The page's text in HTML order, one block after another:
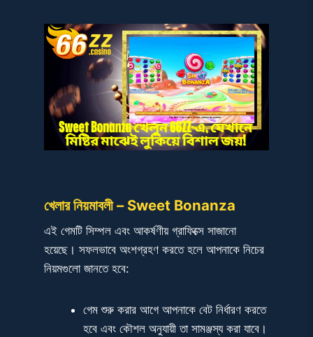
খেলার নিয়মাবলী – Sweet Bonanza
এই গেমটি সিম্পল এবং আকর্ষণীয় গ্রাফিক্সে সাজানো
হয়েছে। সফলভাবে অংশগ্রহণ করতে হলে আপনাকে নিচের
নিয়মগুলো জানতে হবে:
গেম শুরু করার আগে আপনাকে বেট নির্ধারণ করতে
হবে এবং কৌশল অনুযায়ী তা সামঞ্জস্য করা যাবে।